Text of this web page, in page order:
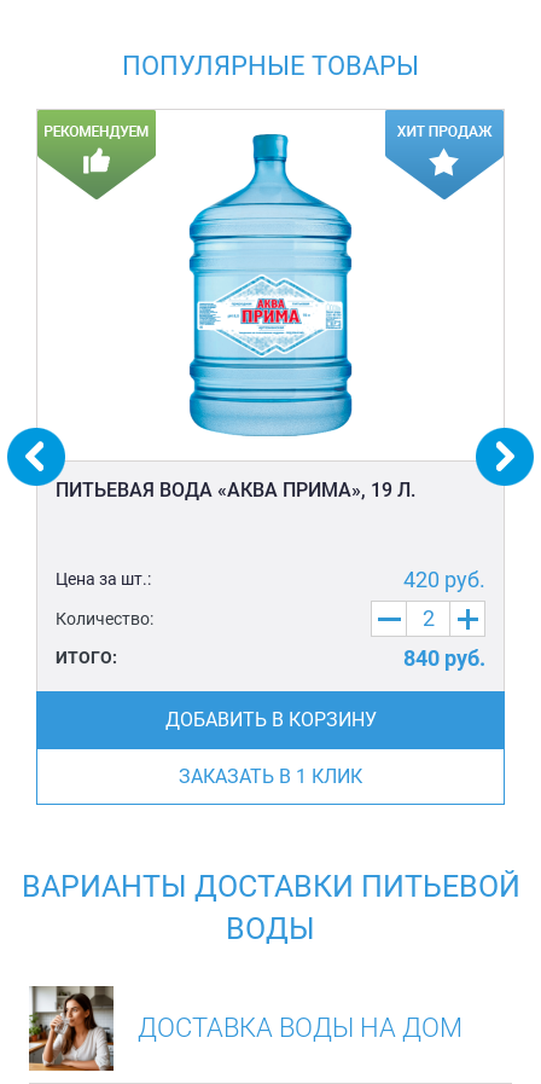
ПОПУЛЯРНЫЕ ТОВАРЫ
ПИТЬЕВАЯ ВОДА «АКВА ПРИМА», 19 Л.
Цена за шт.: 420 руб.
Количество:
ИТОГО: 840 руб.
ДОБАВИТЬ В КОРЗИНУ
ЗАКАЗАТЬ В 1 КЛИК
ВАРИАНТЫ ДОСТАВКИ ПИТЬЕВОЙ
ВОДЫ
ДОСТАВКА ВОДЫ НА ДОМ